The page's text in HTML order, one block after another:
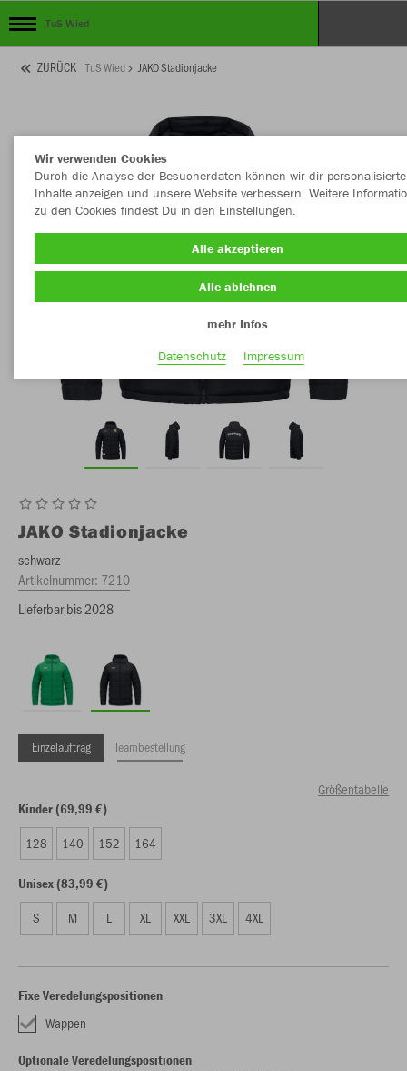
TuS Wied
ZURÜCK TuS Wied JAKO Stadionjacke
JAKO Stadionjacke
schwarz
Artikelnummer: 7210
Lieferbar bis 2028
Einzelauftrag Teambestellung
Größentabelle
Kinder (69,99 €)
128 140 152 164
Unisex (83,99 €)
S M L XL XXL 3XL 4XL
Fixe Veredelungspositionen
Wappen
Optionale Veredelungspositionen
Wir verwenden Cookies
Durch die Analyse der Besucherdaten können wir dir personalisierte
Inhalte anzeigen und unsere Website verbessern. Weitere
zu den Cookies findest Du in den Einstellungen.
Alle akzeptieren
Alle ablehnen
mehr Infos
Datenschutz
Impressum